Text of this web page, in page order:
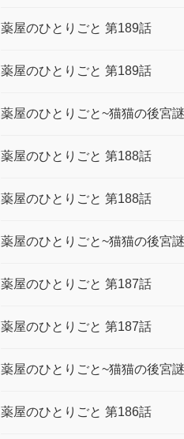
薬屋のひとりごと 第189話
薬屋のひとりごと 第189話
薬屋のひとりごと~猫猫の後宮
薬屋のひとりごと 第188話
薬屋のひとりごと 第188話
薬屋のひとりごと~猫猫の後宮
薬屋のひとりごと 第187話
薬屋のひとりごと 第187話
薬屋のひとりごと~猫猫の後宮
薬屋のひとりごと 第186話